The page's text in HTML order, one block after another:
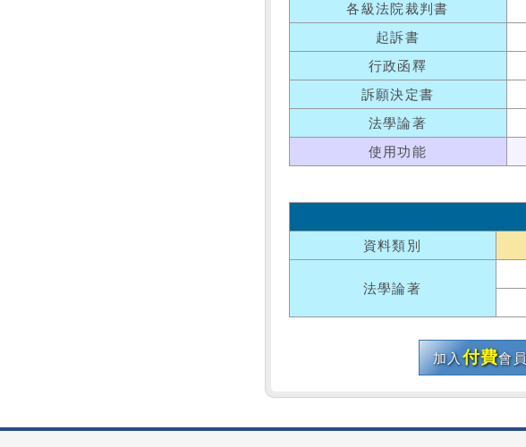
各級法院裁判書
起訴書
行政函釋
訴願決定書
法學論著
使用功能
資料類別
法學論著
加入付費會員